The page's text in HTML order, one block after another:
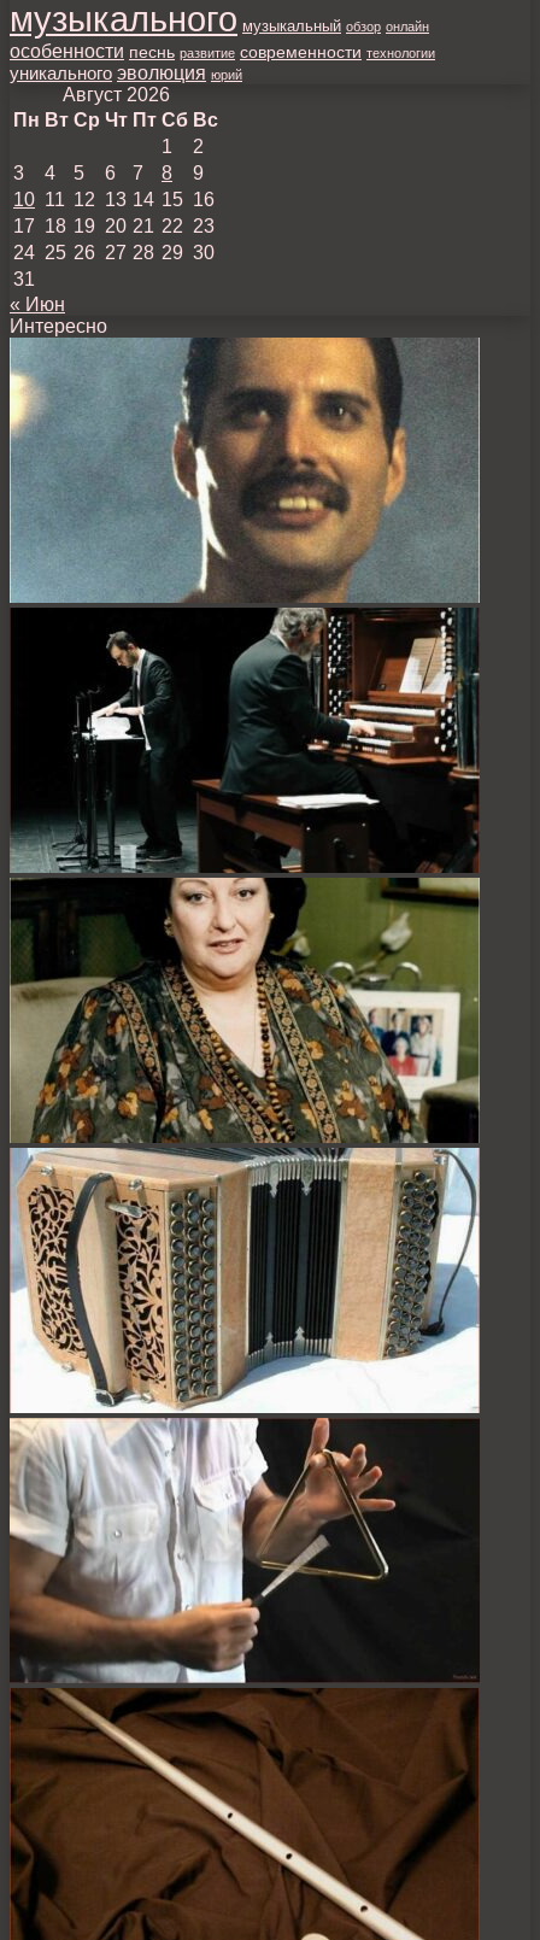
музыкального музыкальный обзор онлайн
особенности песнь развитие современности технологии
уникального эволюция юрий
Август 2026
Пн Вт Ср Чт Пт Сб Вс
1
2
3
4 5 6 7 8
9
10 11 12 13 14 15 16
17 18 19 20 21 22 23
24 25 26 27 28 29 30
31
« Июн
Интересно